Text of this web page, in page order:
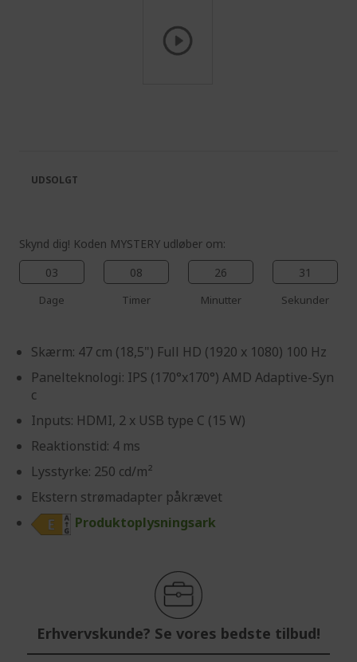
the
images
Skynd dig! Koden MYSTERY udløber om:
03
Dage
08
Timer
26
Minutter
30
Sekunder
Skærm: 47 cm (18,5") Full HD (1920 x 1080) 100 Hz
Panelteknologi: IPS (170°x170°) AMD Adaptive-Syn
c
Inputs: HDMI, 2 x USB type C (15 W)
Reaktionstid: 4 ms
Lysstyrke: 250 cd/m²
Ekstern strømadapter påkrævet
Produktoplysningsark
Erhvervskunde? Se vores bedste tilbud!
UDSOLGT